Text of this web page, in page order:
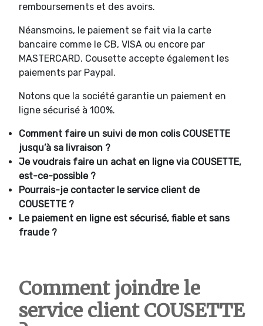
remboursements et des avoirs.
Néansmoins, le paiement se fait via la carte
bancaire comme le CB, VISA ou encore par
MASTERCARD. Cousette accepte également les
paiements par Paypal.
Notons que la société garantie un paiement en
ligne sécurisé à 100%.
Comment faire un suivi de mon colis COUSETTE
jusqu’à sa livraison ?
Je voudrais faire un achat en ligne via COUSETTE,
est-ce-possible ?
Pourrais-je contacter le service client de
COUSETTE ?
Le paiement en ligne est sécurisé, fiable et sans
fraude ?
Comment joindre le
service client COUSETTE